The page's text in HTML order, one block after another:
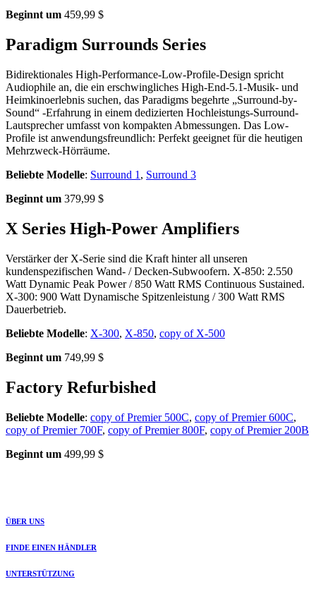
Beginnt um 459,99 $
Paradigm Surrounds Series
Bidirektionales High-Performance-Low-Profile-Design spricht
Audiophile an, die ein erschwingliches High-End-5.1-Musik- und
Heimkinoerlebnis suchen, das Paradigms begehrte „Surround-by-
Sound“ -Erfahrung in einem dedizierten Hochleistungs-Surround-
Lautsprecher umfasst von kompakten Abmessungen. Das Low-
Profile ist anwendungsfreundlich: Perfekt geeignet für die heutigen
Mehrzweck-Hörräume.
Beliebte Modelle: Surround 1 , Surround 3
Beginnt um 379,99 $
X Series High-Power Amplifiers
Verstärker der X-Serie sind die Kraft hinter all unseren
kundenspezifischen Wand- / Decken-Subwoofern. X-850: 2.550
Watt Dynamic Peak Power / 850 Watt RMS Continuous Sustained.
X-300: 900 Watt Dynamische Spitzenleistung / 300 Watt RMS
Dauerbetrieb.
Beliebte Modelle: X-300, X-850, copy of X-500
Beginnt um 749,99 $
Factory Refurbished
Beliebte Modelle: copy of Premier 500C, copy of Premier 600C,
copy of Premier 700F, copy of Premier 800F, copy of Premier 200B
Beginnt um 499,99 $
ÜBER UNS
FINDE EINEN HÄNDLER
UNTERSTÜTZUNG